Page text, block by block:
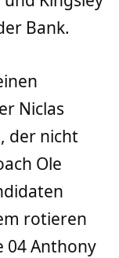
Bank.
Niclas
der nicht
Ole
rotieren
04 Anthony